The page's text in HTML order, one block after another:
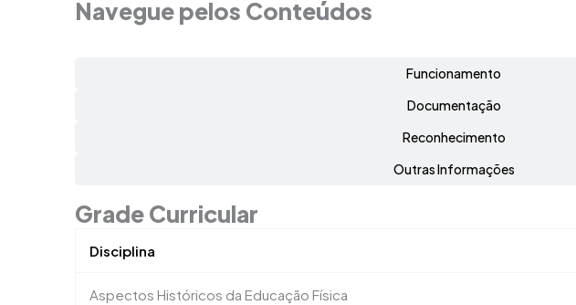
Navegue pelos Conteúdos
Funcionamento
Documentação
Reconhecimento
Outras Informações
Grade Curricular
Disciplina
Aspectos Históricos da Educação Física